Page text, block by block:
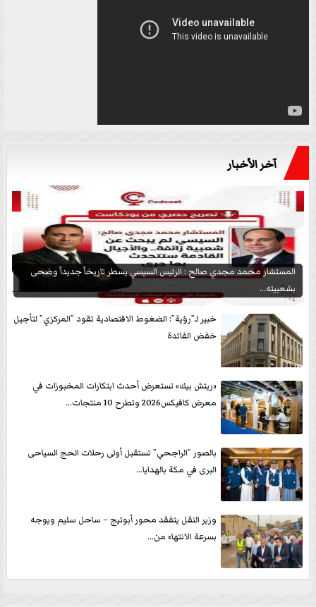
آخر الأخبار
المستشار محمد مجدي صالح : الرئيس السيسي يسطر تاريخاً جديداً وضحى
بشعبيته...
خبير لـ”رؤية”: الضغوط الاقتصادية تقود ”المركزي” لتأجيل
خفض الفائدة
«ريتش بيك» تستعرض أحدث ابتكارات المخبوزات في
معرض كافيكس2026 وتطرح 10 منتجات...
بالصور ”الراجحي” تستقبل أولى رحلات الحج السياحى
البرى في مكة بالهدايا...
وزير النقل يتفقد محور أبوتيج – ساحل سليم ويوجه
بسرعة الانتهاء من...